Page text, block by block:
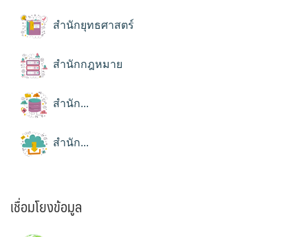
สำนักยุทธศาสตร์
สำนักกฎหมาย
สำนัก...
สำนัก...
เชื่อมโยงข้อมูล